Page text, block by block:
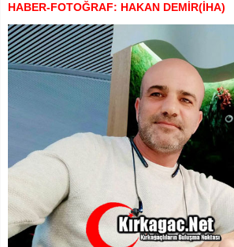
HABER-FOTOĞRAF: HAKAN DEMİR(İHA)